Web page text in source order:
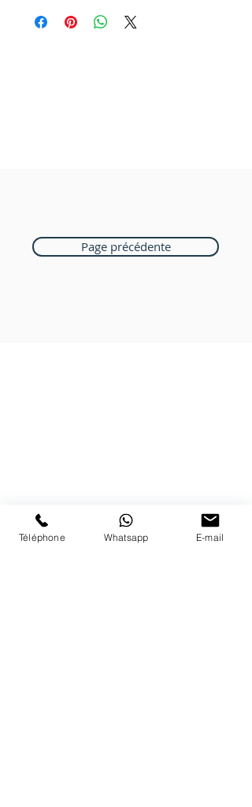
Page précédente
du lundi au vendredi de 9h à 18h
PAIEMENTS ACCEPTÉS
Téléphone Whatsapp E-mail